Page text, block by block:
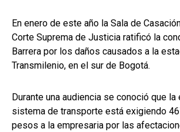
En enero de este año la Sala de
Corte Suprema de Justicia ratificó la
Barrera por los daños causados a la
Transmilenio, en el sur de Bogotá.
Durante una audiencia se conoció que la
sistema de transporte está exigiendo
pesos a la empresaria por las